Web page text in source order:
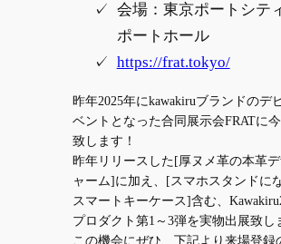
会場：東京ポートシテ
ポートホール
https://frat.tokyo/
昨年2025年にkawakiruブランドのデ
ベントとなった合同展示会FRATに
致します！
昨年リリースした[厚ヌメ革の本革
ャーム]に加え、[スマホスタンドに
スマートキーケース]含む、
プロダクト第1～3弾を実物出展致し
この機会にぜひ、下記より来場登録